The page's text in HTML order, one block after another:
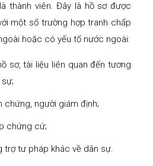
thành viên. Đây là hồ sơ được
một số trường hợp tranh chấp
hoặc có yếu tố nước ngoài:
sơ, tài liệu liên quan đến tương
chứng, người giám định;
chứng cứ;
trợ tư pháp khác về dân sự.